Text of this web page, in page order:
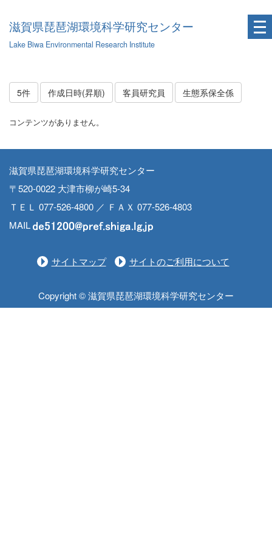
滋賀県琵琶湖環境科学研究センター
Lake Biwa Environmental Research Institute
5件 作成日時(昇順) 客員研究員 生態系保全係
コンテンツがありません。
滋賀県琵琶湖環境科学研究センター
〒520-0022 大津市柳が崎5-34
ＴＥＬ 077-526-4800 ／ ＦＡＸ 077-526-4803
MAIL
サイトマップ サイトのご利用について
Copyright © 滋賀県琵琶湖環境科学研究センター